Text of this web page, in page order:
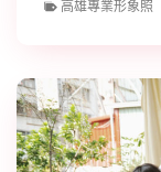
高雄專業形象照